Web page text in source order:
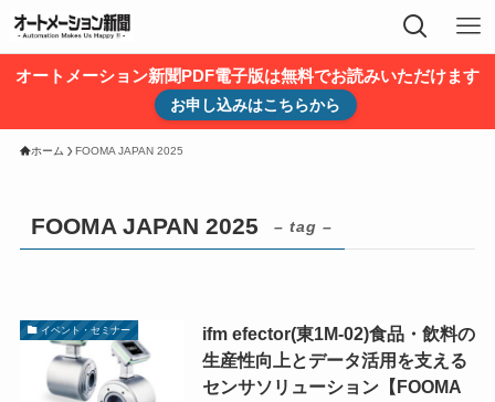
オートメーション新聞PDF電子版は無料でお読みいただけます
お申し込みはこちらから
ホーム FOOMA JAPAN 2025
FOOMA JAPAN 2025 – tag –
イベント・セミナー
ifm efector(東1M-02)食品・飲料の
生産性向上とデータ活用を支える
センサソリューション【FOOMA